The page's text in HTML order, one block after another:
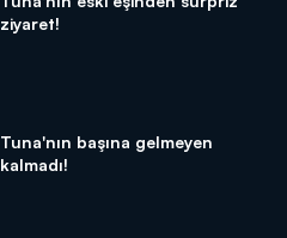
ziyaret!
Tuna'nın başına gelmeyen
kalmadı!